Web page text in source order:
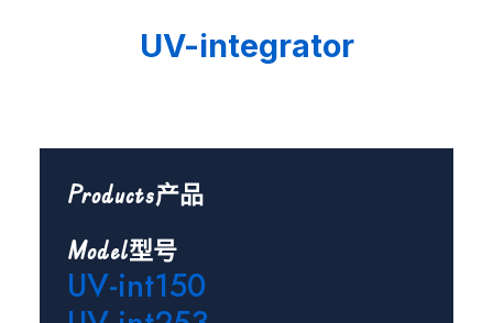
UV-integrator
Products产品
Model型号
UV-int150